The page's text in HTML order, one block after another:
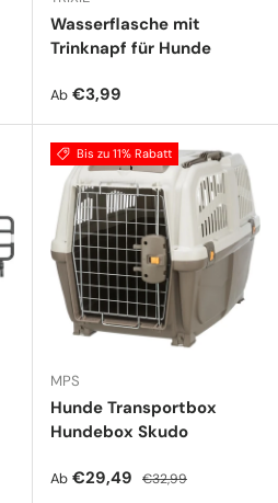
Wasserflasche mit
Trinknapf für Hunde
Normaler Preis
Ab €3,99
Bis zu 11% Rabatt
MPS
Hunde Transportbox
Hundebox Skudo
Verkaufspreis
Ab €29,49 Normaler Preis
€32,99